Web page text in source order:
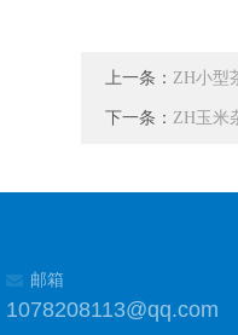
上一条： ZH小型
下一条： ZH玉米
邮箱
1078208113@qq.com